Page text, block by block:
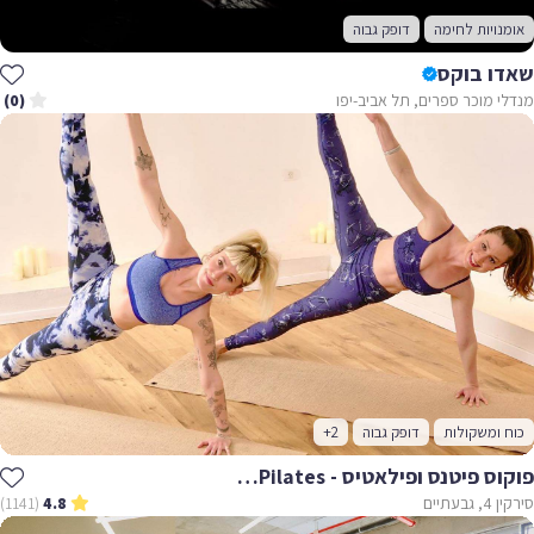
לחימה דופק גבוה
בוקס
מוכר ספרים, תל אביב-יפו
ומשקולות דופק גבוה +2
פוקוס פיטנס ופילאטיס - Focus Fitness & Pilates
4.8
(1141)